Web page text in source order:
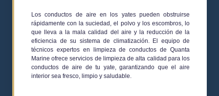
Los conductos de aire en los yates pueden obstruirse
rápidamente con la suciedad, el polvo y los escombros, lo
que lleva a la mala calidad del aire y la reducción de la
eficiencia de su sistema de climatización. El equipo de
técnicos expertos en limpieza de conductos de Quanta
Marine ofrece servicios de limpieza de alta calidad para los
conductos de aire de tu yate, garantizando que el aire
interior sea fresco, limpio y saludable.